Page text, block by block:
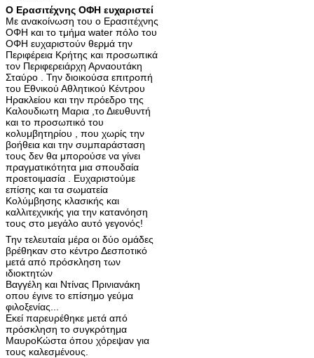
Ο Ερασιτέχνης ΟΦΗ ευχαριστεί
Με ανακοίνωση του ο Ερασιτέχνης
ΟΦΗ και το τμήμα water πόλο του
ΟΦΗ ευχαριστούν θερμά την
Περιφέρεια Κρήτης και προσωπικά
τον Περιφερειάρχη Αρναουτάκη
Σταύρο . Την διοικούσα επιτροπή
του Εθνικού Αθλητικού Κέντρου
Ηρακλείου και την πρόεδρο της
Καλουδιωτη Μαρια ,το Διευθυντή
και το προσωπικό του
κολυμβητηρίου , που χωρίς την
βοήθεια και την συμπαράσταση
τους δεν θα μπορούσε να γίνει
πραγματικότητα μια σπουδαία
προετοιμασία . Ευχαριστούμε
επίσης και τα σωματεία
Κολύμβησης κλασικής και
καλλιτεχνικής για την κατανόηση
τους στο μεγάλο αυτό γεγονός!
Την τελευταία μέρα οι δύο ομάδες
βρέθηκαν στο κέντρο Δεσποτικό
μετά από πρόσκληση των
ιδιοκτητών
Βαγγέλη και Ντίνας Πρινιανάκη
οπου έγινε το επίσημο γεύμα
φιλοξενίας...
Εκεί παρευρέθηκε μετά από
πρόσκληση το συγκρότημα
ΜαυροΚώστα όπου χόρεψαν για
τους καλεσμένους.